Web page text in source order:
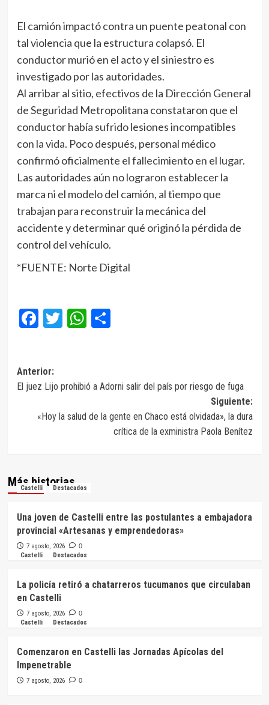
El camión impactó contra un puente peatonal con
tal violencia que la estructura colapsó. El
conductor murió en el acto y el siniestro es
investigado por las autoridades.
Al arribar al sitio, efectivos de la Dirección General
de Seguridad Metropolitana constataron que el
conductor había sufrido lesiones incompatibles
con la vida. Poco después, personal médico
confirmó oficialmente el fallecimiento en el lugar.
Las autoridades aún no lograron establecer la
marca ni el modelo del camión, al tiempo que
trabajan para reconstruir la mecánica del
accidente y determinar qué originó la pérdida de
control del vehículo.
*FUENTE: Norte Digital
Facebook
Twitter
WhatsApp
Compartir
Navegación
de
entradas
Anterior:
El juez Lijo prohibió a Adorni salir del país por riesgo de fuga
Siguiente:
«Hoy la salud de la gente en Chaco está olvidada», la dura
crítica de la exministra Paola Benítez
Más historias
Castelli Destacados
Una joven de Castelli entre las postulantes a embajadora
provincial «Artesanas y emprendedoras»
7 agosto, 2026 0
Castelli Destacados
La policía retiró a chatarreros tucumanos que circulaban
en Castelli
7 agosto, 2026 0
Castelli Destacados
Comenzaron en Castelli las Jornadas Apícolas del
Impenetrable
7 agosto, 2026 0